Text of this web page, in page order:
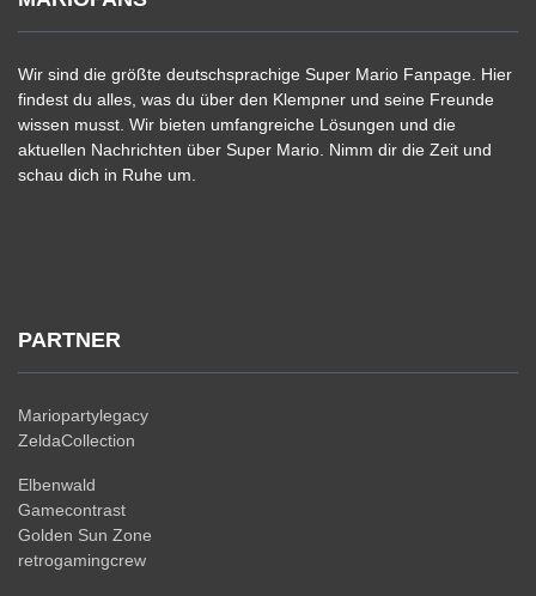
Wir sind die größte deutschsprachige Super Mario Fanpage. Hier
findest du alles, was du über den Klempner und seine Freunde
wissen musst. Wir bieten umfangreiche Lösungen und die
aktuellen Nachrichten über Super Mario. Nimm dir die Zeit und
schau dich in Ruhe um.
PARTNER
Mariopartylegacy
ZeldaCollection
Elbenwald
Gamecontrast
Golden Sun Zone
retrogamingcrew